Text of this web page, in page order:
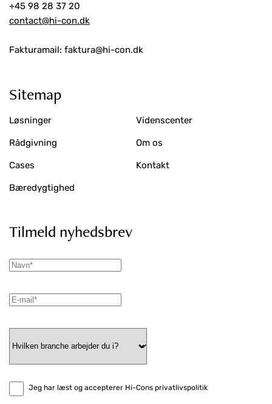
+45 98 28 37 20
contact@hi-con.dk
Fakturamail: faktura@hi-con.dk
Sitemap
Løsninger
Rådgivning
Cases
Bæredygtighed
Videnscenter
Om os
Kontakt
Tilmeld nyhedsbrev
Jeg har læst og accepterer Hi-Cons privatlivspolitik